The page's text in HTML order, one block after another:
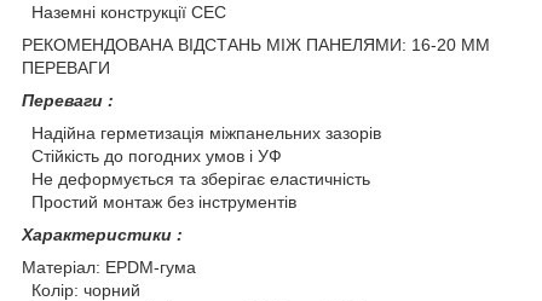
Наземні конструкції СЕС
РЕКОМЕНДОВАНА ВІДСТАНЬ МІЖ ПАНЕЛЯМИ: 16-20 ММ
ПЕРЕВАГИ
Переваги :
Надійна герметизація міжпанельних зазорів
Стійкість до погодних умов і УФ
Не деформується та зберігає еластичність
Простий монтаж без інструментів
Характеристики :
Матеріал: EPDM-гума
Колір: чорний